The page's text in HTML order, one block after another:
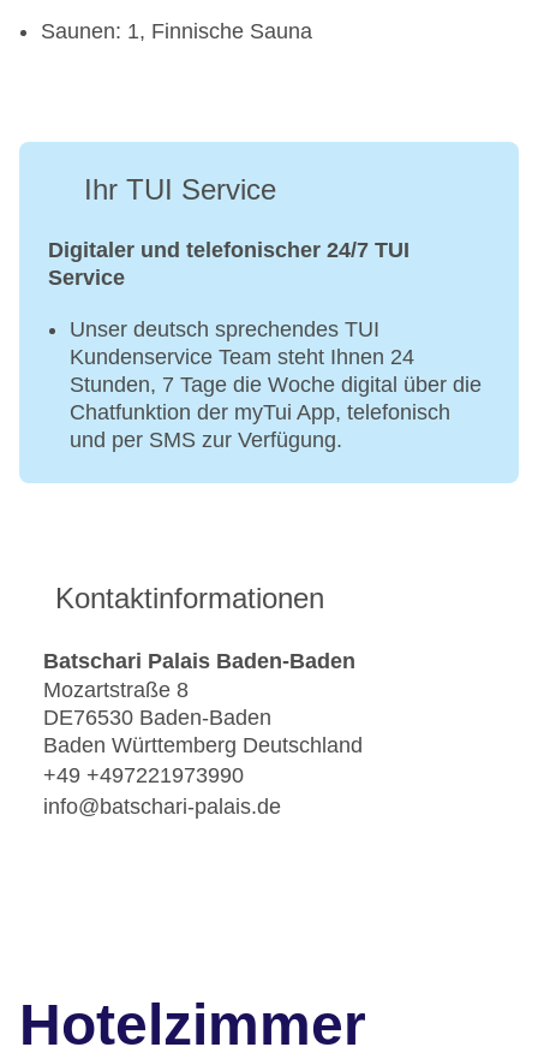
Saunen: 1, Finnische Sauna
Ihr TUI Service
Digitaler und telefonischer 24/7 TUI
Service
Unser deutsch sprechendes TUI
Kundenservice Team steht Ihnen 24
Stunden, 7 Tage die Woche digital über die
Chatfunktion der myTui App, telefonisch
und per SMS zur Verfügung.
Kontaktinformationen
Batschari Palais Baden-Baden
Mozartstraße 8
DE76530 Baden-Baden
Baden Württemberg Deutschland
+49 +497221973990
info@batschari-palais.de
Hotelzimmer